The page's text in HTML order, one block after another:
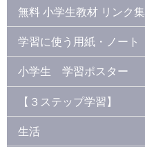
無料 小学生教材 リンク集
学習に使う用紙・ノート
小学生 学習ポスター
【３ステップ学習】
生活